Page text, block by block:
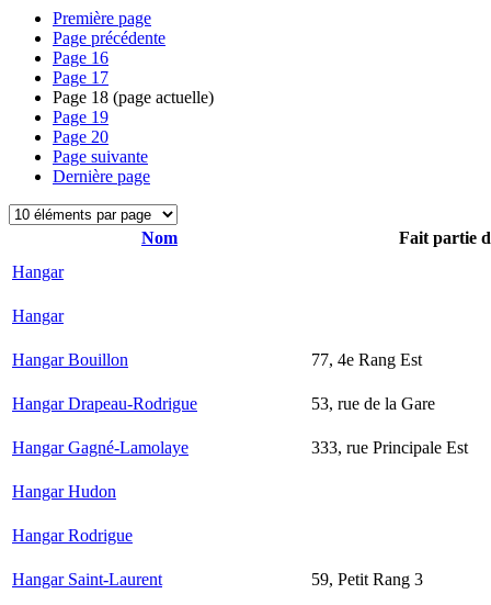
Première page
Page précédente
Page 16
Page 17
Page 18 (page actuelle)
Page 19
Page 20
Page suivante
Dernière page
Nom
Fait partie
Hangar
Hangar
Hangar Bouillon 77, 4e Rang Est
Hangar Drapeau-Rodrigue 53, rue de la Gare
Hangar Gagné-Lamolaye 333, rue Principale Est
Hangar Hudon
Hangar Rodrigue
Hangar Saint-Laurent 59, Petit Rang 3